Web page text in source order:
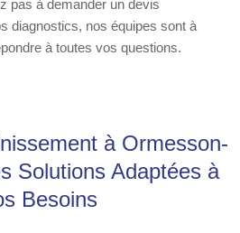
pas à demander un devis
diagnostics, nos équipes sont à
à toutes vos questions.
à Ormesson-
Solutions Adaptées à
Besoins